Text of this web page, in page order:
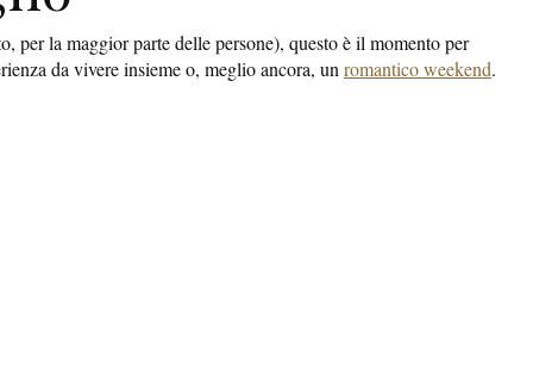
per la maggior parte delle persone), questo è il momento per
da vivere insieme o, meglio ancora, unromantico weekend.